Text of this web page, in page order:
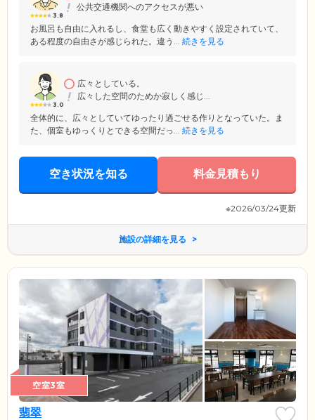
3.8
公共交通機関へのアクセスが悪い
お風呂も自由に入れるし、食堂も広く動きやすく設定されていて、
ある程度の自由さが感じられた。違う... 続きを見る
3.0
広々としている。
広々した空間のためか寂しく感じ...
全体的に、広々としていてゆったり過ごせる作りとなっていた。ま
た、個室もゆっくりとできる空間だっ... 続きを見る
空き状況を知る 料金見積もり
※2026/03/24更新
施設の詳細を見る
空室3室
翡翠